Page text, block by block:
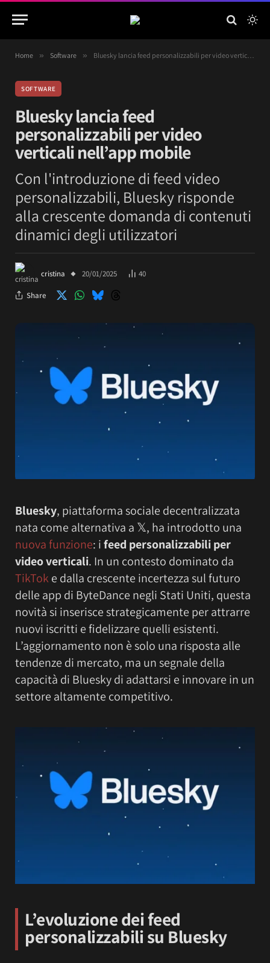
Home » Software » Bluesky lancia feed personalizzabili per video verticali nell’app mobile
SOFTWARE
Bluesky lancia feed
personalizzabili per video
verticali nell’app mobile
Con l'introduzione di feed video
personalizzabili, Bluesky risponde
alla crescente domanda di contenuti
dinamici degli utilizzatori
cristina 20/01/2025 40
Share
Bluesky, piattaforma sociale decentralizzata
nata come alternativa a 𝕏, ha introdotto una
nuova funzione: ifeed personalizzabili per
video verticali. In un contesto dominato da
TikToke dalla crescente incertezza sul futuro
delle app di ByteDance negli Stati Uniti, questa
novità si inserisce strategicamente per attrarre
nuovi iscritti e fidelizzare quelli esistenti.
L’aggiornamento non è solo una risposta alle
tendenze di mercato, ma un segnale della
capacità di Bluesky di adattarsi e innovare in un
settore altamente competitivo.
L’evoluzione dei feed
personalizzabili su Bluesky